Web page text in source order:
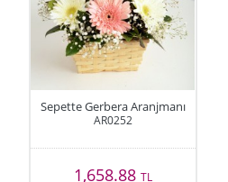
Sepette Gerbera Aranjmanı
AR0252
1,658.88 TL